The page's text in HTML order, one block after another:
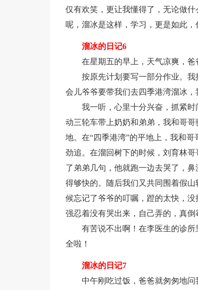
仅有欢笑，更让我懂得了，无论做
呢，溜冰是这样，学习，更是如此，
溜冰的日记6
在星期五的早上，天气凉爽，
按原先计划要写一部分作业。
会儿爷爷要带我们去四季港湾溜冰
我一听，心里十分兴奋，抓紧
动三轮车带上奶奶和弟弟，我和哥
地。在“四季港湾”的平地上，我和
劲追。在溜回树下的时候，刘育林
了弟弟几句，他就跑一边去哭了，
得够快的。随后我们又共同围着假
候忘记了爷爷的叮嘱，蹬的太快，
强忍着没有哭出来，自己弄的，真倒
有苦说不出啊！在李医生的诊
全啦！
溜冰的日记7
中午刚吃过饭，爸爸就匆匆地